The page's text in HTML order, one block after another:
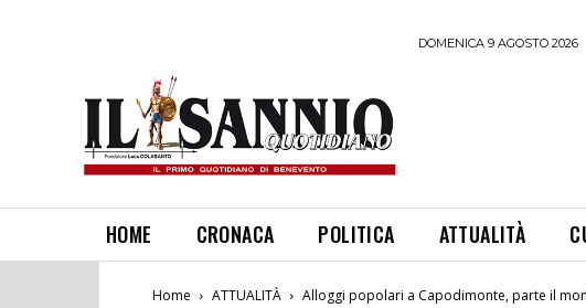
DOMENICA 9 AGOSTO 2026
HOME CRONACA POLITICA ATTUALITÀ
Home ATTUALITÀ Alloggi popolari a Capodimonte, parte il